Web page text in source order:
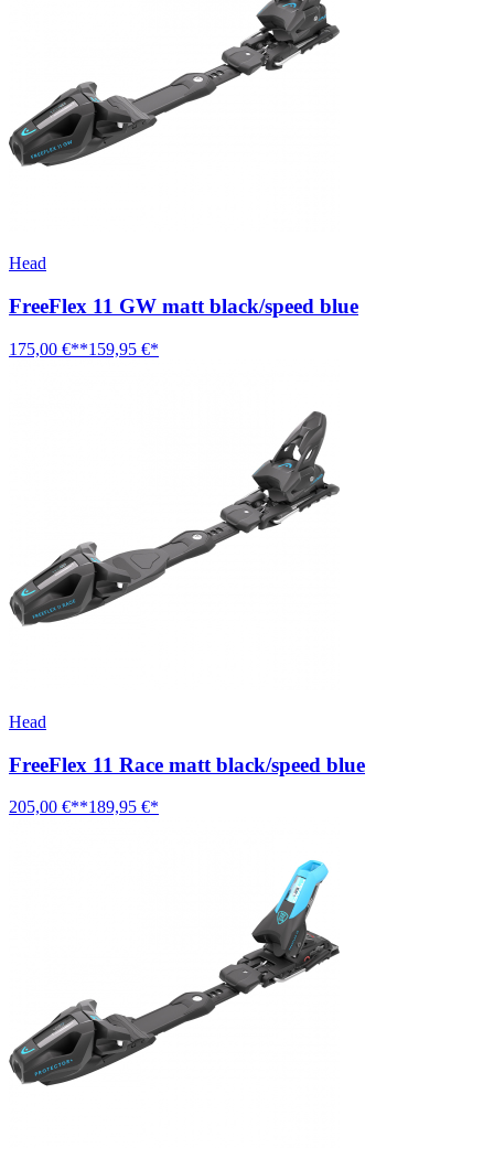
Head
FreeFlex 11 GW matt black/speed blue
175,00 €**159,95 €*
Head
FreeFlex 11 Race matt black/speed blue
205,00 €**189,95 €*